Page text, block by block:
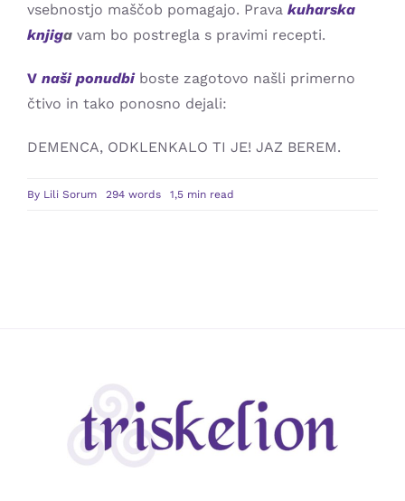
vsebnostjo maščob pomagajo. Prava kuharska
knjiga vam bo postregla s pravimi recepti.
Vnaši ponudbi boste zagotovo našli primerno
čtivo in tako ponosno dejali:
DEMENCA, ODKLENKALO TI JE! JAZ BEREM.
By Lili Sorum 294 words 1,5 min read